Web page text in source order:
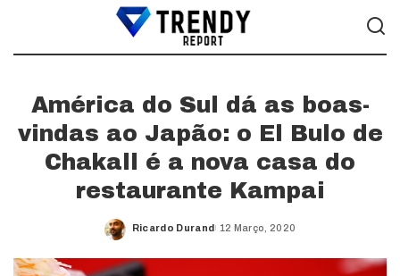
América do Sul dá as boas-
vindas ao Japão: o El Bulo de
Chakall é a nova casa do
restaurante Kampai
Posted
Ricardo Durand 12 Março, 2020